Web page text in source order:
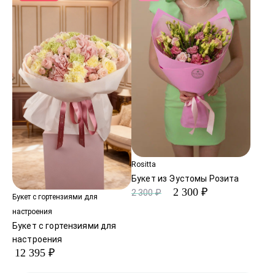
Букет с гортензиями для
настроения
Букет с гортензиями для
настроения
12 395 ₽
Rositta
Букет из Эустомы Розита
2 300 ₽
2 300 ₽